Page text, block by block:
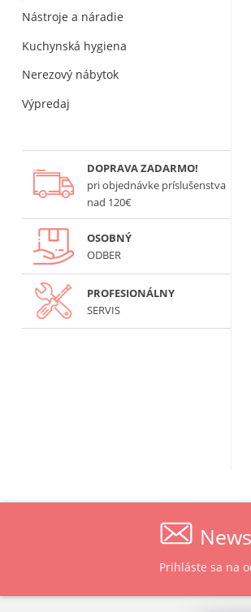
Nástroje a náradie
Kuchynská hygiena
Nerezový nábytok
Výpredaj
DOPRAVA ZADARMO!
pri objednávke príslušenstva
nad 120€
OSOBNÝ
ODBER
PROFESIONÁLNY
SERVIS
Prihláste sa na